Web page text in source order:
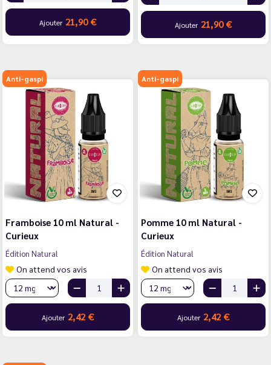
Ajouter 21,90 € Ajouter 21,90 €
Anti-gaspi
Framboise 10 ml Natural -
Curieux
Édition Natural
On attend vos avis
Ajouter 2,42 €
Anti-gaspi
Pomme 10 ml Natural -
Curieux
Édition Natural
On attend vos avis
Ajouter 2,42 €